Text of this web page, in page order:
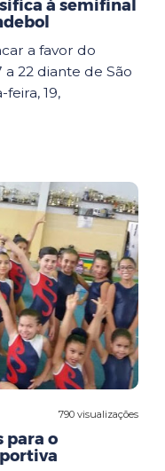
à semifinal
a favor do
22 diante de São
19,
790 visualizações
para o